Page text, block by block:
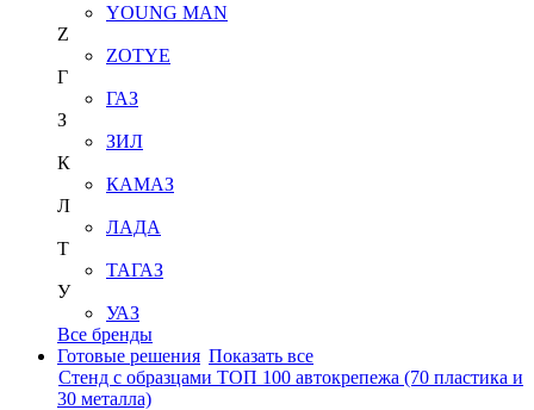
YOUNG MAN
Z
ZOTYE
Г
ГАЗ
З
ЗИЛ
К
КАМАЗ
Л
ЛАДА
Т
ТАГАЗ
У
УАЗ
Все бренды
Готовые решения Показать все
Стенд с образцами ТОП 100 автокрепежа (70 пластика и
30 металла)